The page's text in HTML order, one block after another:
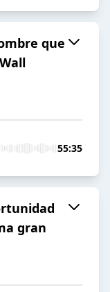
que
55:35
gran